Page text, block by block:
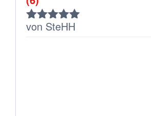
Bewertet
von SteHH